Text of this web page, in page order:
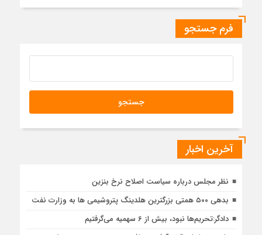
فرم جستجو
آخرین اخبار
نظر مجلس درباره سیاست اصلاح نرخ بنزین
بدهی ۵۰۰ همتی بزرگترین هلدینگ پتروشیمی ها به وزارت نفت
دادگر:تحریم‌ها نبود، بیش از 6 سهمیه می‌گرفتیم